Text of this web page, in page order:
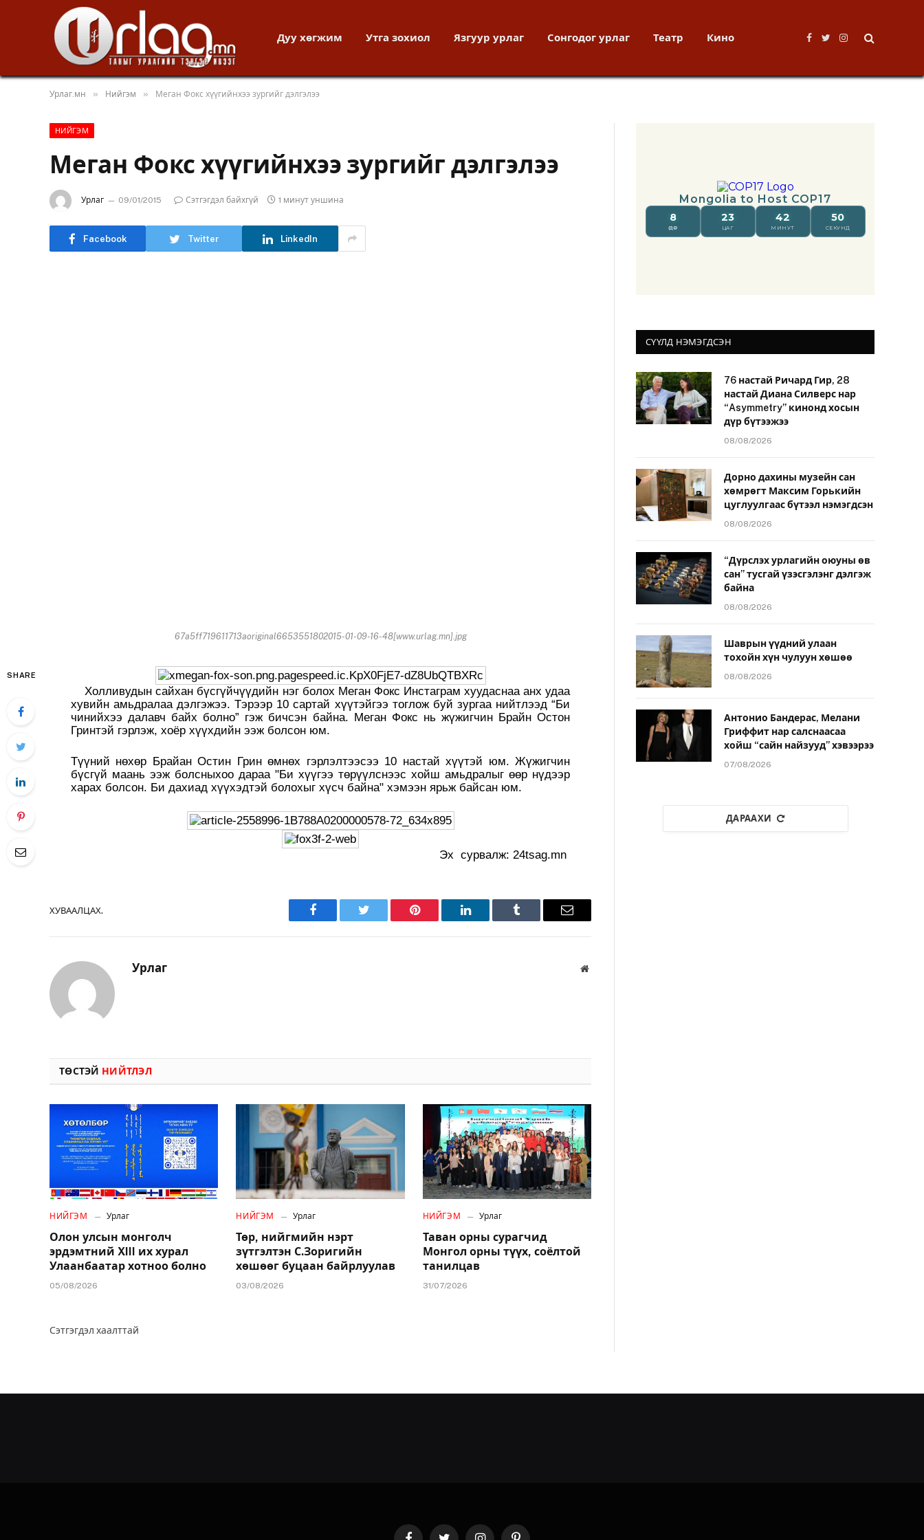
Дуу хөгжим Утга зохиол Язгуур урлаг Сонгодог урлаг Театр Кино
Facebook
TwitterInstagram
Урлаг.мн » Нийгэм » Меган Фокс хүүгийнхээ зургийг дэлгэлээ
НИЙГЭМ
Меган Фокс хүүгийнхээ зургийг дэлгэлээ
Урлаг 09/01/2015 Сэтгэгдэл байхгүй 1 минут уншина
Facebook Twitter LinkedIn
67a5ff719611713aoriginal6653551802015-01-09-16-48[www.urlag.mn].jpg
SHARE
Холливудын сайхан бүсгүйчүүдийн нэг болох Меган Фокс Инстаграм хуудаснаа анх удаа
хувийн амьдралаа дэлгэжээ. Тэрээр 10 сартай хүүтэйгээ тоглож буй зургаа нийтлээд “Би
чинийхээ далавч байх болно” гэж бичсэн байна. Меган Фокс нь жүжигчин Брайн Остон
Гринтэй гэрлэж, хоёр хүүхдийн ээж болсон юм.
Түүний нөхөр Брайан Остин Грин өмнөх гэрлэлтээсээ 10 настай хүүтэй юм. Жүжигчин
бүсгүй маань ээж болсныхоо дараа "Би хүүгээ төрүүлснээс хойш амьдралыг өөр нүдээр
харах болсон. Би дахиад хүүхэдтэй болохыг хүсч байна" хэмээн ярьж байсан юм.
Эх сурвалж: 24tsag.mn
ХУВААЛЦАХ.
Facebook Twitter Pinterest LinkedIn Tumblr Имэйл
Урлаг Вэбсайт
ТӨСТЭЙ НИЙТЛЭЛ
НИЙГЭМ Урлаг
Олон улсын монголч
эрдэмтний XIII их хурал
Улаанбаатар хотноо болно
05/08/2026
НИЙГЭМ Урлаг
Төр, нийгмийн нэрт
зүтгэлтэн С.Зоригийн
хөшөөг буцаан байрлуулав
03/08/2026
НИЙГЭМ Урлаг
Таван орны сурагчид
Монгол орны түүх, соёлтой
танилцав
31/07/2026
Сэтгэгдэл хаалттай
СҮҮЛД НЭМЭГДСЭН
76 настай Ричард Гир, 28
настай Диана Силверс нар
“Asymmetry” кинонд хосын
дүр бүтээжээ
08/08/2026
Дорно дахины музейн сан
хөмрөгт Максим Горькийн
цуглуулгаас бүтээл нэмэгдсэн
08/08/2026
“Дүрслэх урлагийн оюуны өв
сан” тусгай үзэсгэлэнг дэлгэж
байна
08/08/2026
Шаврын үүдний улаан
тохойн хүн чулуун хөшөө
08/08/2026
Антонио Бандерас, Мелани
Гриффит нар салснаасаа
хойш “сайн найзууд” хэвээрээ
07/08/2026
ДАРААХИ